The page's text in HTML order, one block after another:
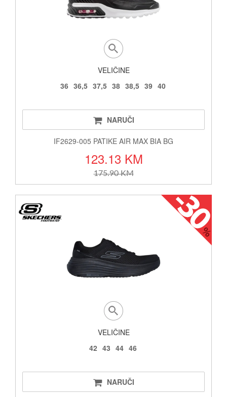
VELIČINE
36 36,5 37,5 38 38,5 39 40
NARUČI
IF2629-005 PATIKE AIR MAX BIA BG
123.13 KM
175.90 KM
VELIČINE
42 43 44 46
NARUČI